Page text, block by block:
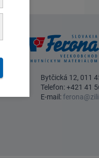
Bytčická 12, 011
Telefon:+421 41
E-mail: